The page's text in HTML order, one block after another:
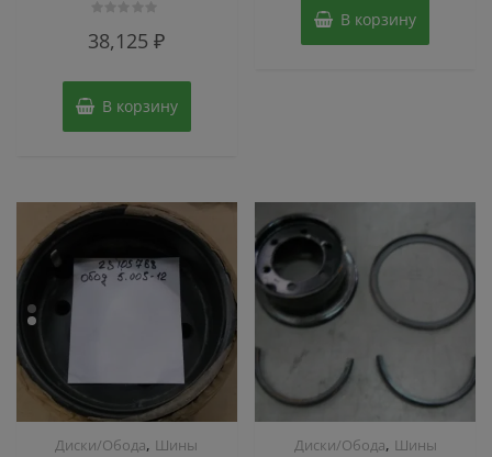
0
38,125₽
В корзину
В корзину
Диски/Обода, Шины
Диски/Обода, Шины